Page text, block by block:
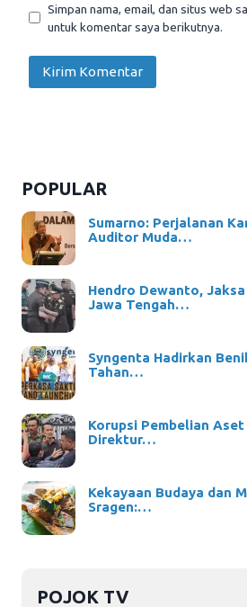
Simpan nama, email, dan situs web
untuk komentar saya berikutnya.
POPULAR
Sumarno: Perjalanan
Auditor Muda…
Hendro Dewanto,
Jawa Tengah…
Syngenta Hadirkan
Tahan…
Korupsi Pembelian Aset
Direktur…
Kekayaan Budaya dan
Sragen:…
POJOK TV